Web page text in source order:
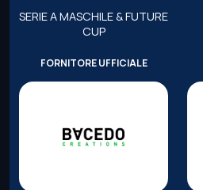
SERIE A MASCHILE & FUTURE
CUP
FORNITORE UFFICIALE